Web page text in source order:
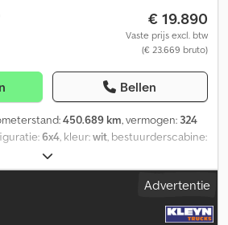
€ 19.890
Vaste prijs excl. btw
(€ 23.669 bruto)
Bellen
450.689 km, vermogen: 324
6x4, kleur:wit, bestuurderscabine:
Uitrusting:ABS, EBS (Elektronisch
opties en accessoires = - Remsysteem =
over het voertuig kunt u contact
(tel. ...) van FM 64T B 440 6x4 trekker
Advertentie